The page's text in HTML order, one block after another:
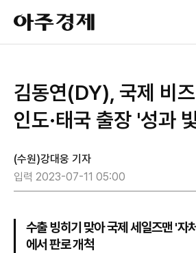
아
주
경
김동연(DY), 국제 비
인도·태국 출장 '성과
(수원)강대웅 기자
입력 2023-07-11 05:00
수출 빙히기 맞아 국제 세일즈맨 '
에서 판로 개척